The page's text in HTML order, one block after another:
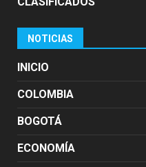
NOTICIAS
INICIO
COLOMBIA
BOGOTÁ
ECONOMÍA